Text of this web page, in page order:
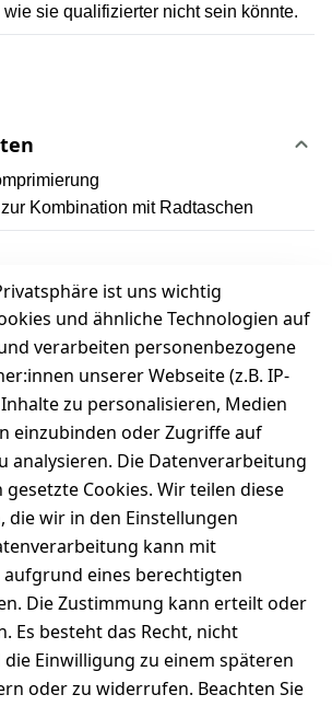
sie qualifizierter nicht sein könnte.
Kombination mit Radtaschen
Bewertung
0
auf 0 Bewertung(en)
Bewertung abgeben
( 0 )
( 0 )
( 0 )
( 0 )
( 0 )
eine Bewertung für diesen
ist uns wichtig
und ähnliche Technologien auf
verarbeiten personenbezogene
unserer Webseite (z.B. IP-
zu personalisieren, Medien
einzubinden oder Zugriffe auf
analysieren. Die Datenverarbeitung
Cookies. Wir teilen diese
die wir in den Einstellungen
kann mit
eines berechtigten
Die Zustimmung kann erteilt oder
Es besteht das Recht, nicht
Einwilligung zu einem späteren
oder zu widerrufen. Beachten Sie